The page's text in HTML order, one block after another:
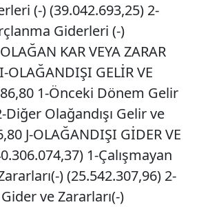
(-) (39.042.693,25) 2-
Giderleri (-)
KAR VEYA ZARAR
OLAĞANDIŞI GELİR VE
1-Önceki Dönem Gelir
Diğer Olağandışı Gelir ve
J-OLAĞANDIŞI GİDER VE
1-Çalışmayan
) (25.542.307,96) 2-
ve Zararları(-)